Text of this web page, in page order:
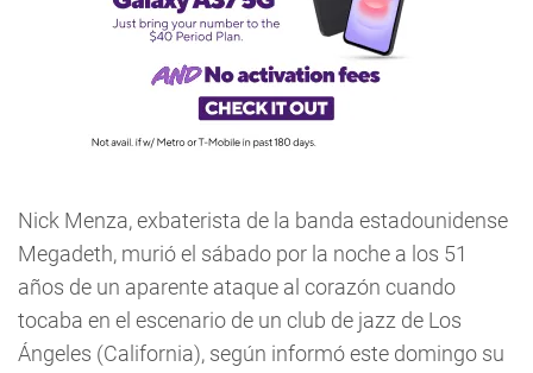
Nick Menza, exbaterista de la banda estadounidense
Megadeth, murió el sábado por la noche a los 51
años de un aparente ataque al corazón cuando
tocaba en el escenario de un club de jazz de Los
Ángeles (California), según informó este domingo su